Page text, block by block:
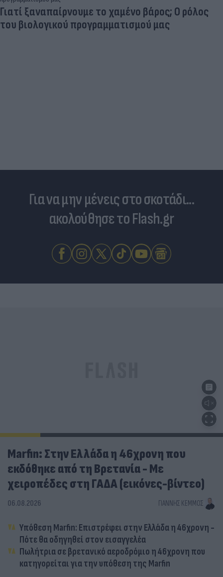
Για να μην μένεις στο σκοτάδι...
ακολούθησε το Flash.gr
Marfin: Στην Ελλάδα η 46χρονη που
εκδόθηκε από τη Βρετανία - Με
χειροπέδες στη ΓΑΔΑ (εικόνες-βίντεο)
06.08.2026 ΓΙΆΝΝΗΣ ΚΈΜΜΟΣ
Υπόθεση Marfin: Επιστρέφει στην Ελλάδα η 46χρονη -
Πότε θα οδηγηθεί στον εισαγγελέα
Πωλήτρια σε βρετανικό αεροδρόμιο η 46χρονη που
κατηγορείται για την υπόθεση της Marfin